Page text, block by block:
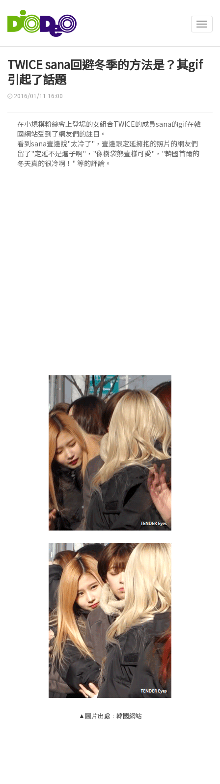
TWICE sana回避冬季的方法是？其gif
引起了話題
2016/01/11 16:00
在小規模粉絲會上登場的女組合TWICE的成員sana的gif在韓
國網站受到了網友們的註目。
看到sana壹邊說"太冷了"，壹邊跟定延擁抱的照片的網友們
留了"定延不是爐子啊"，"像樹袋熊壹樣可愛"，"韓國首爾的
冬天真的很冷啊！" 等的評論。
▲圖片出處 : 韓國網站